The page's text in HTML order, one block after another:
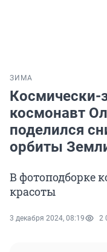
ЗИМА
Космически-
космонавт
поделился
орбиты
В фотоподборке
красоты
3 декабря 2024, 08:19 2